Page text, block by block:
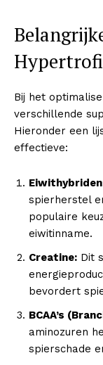
Bij het
verschillende
Hieronder een
effectieve:
spierherstel
populaire
eiwitinname.
Creatine: Dit
bevordert
BCAA’s
aminozuren
spierschade